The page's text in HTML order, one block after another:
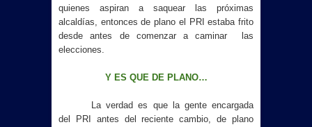
quienes aspiran a saquear las próximas
alcaldías, entonces de plano el PRI estaba frito
desde antes de comenzar a caminar las
elecciones.
Y ES QUE DE PLANO…
La verdad es que la gente encargada
del PRI antes del reciente cambio, de plano